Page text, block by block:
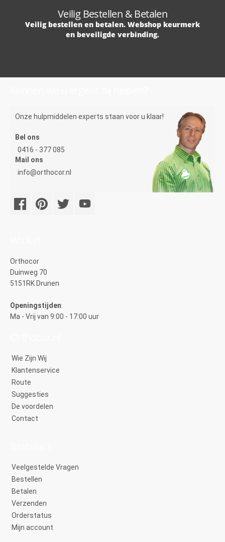
Veilig Bestellen & Betalen
Veilig bestellen en betalen. Webshop keurmerk
en beveiligde verbinding.
Onze hulpmiddelen experts staan voor u klaar!
Bel ons
0416 - 377 085
Mail ons
info@orthocor.nl
Orthocor
Duinweg 70
5151RK Drunen
Openingstijden:
Ma - Vrij van 9:00 - 17:00 uur
Wie Zijn Wij
Klantenservice
Route
Suggesties
De voordelen
Contact
Veelgestelde Vragen
Bestellen
Betalen
Verzenden
Orderstatus
Mijn account